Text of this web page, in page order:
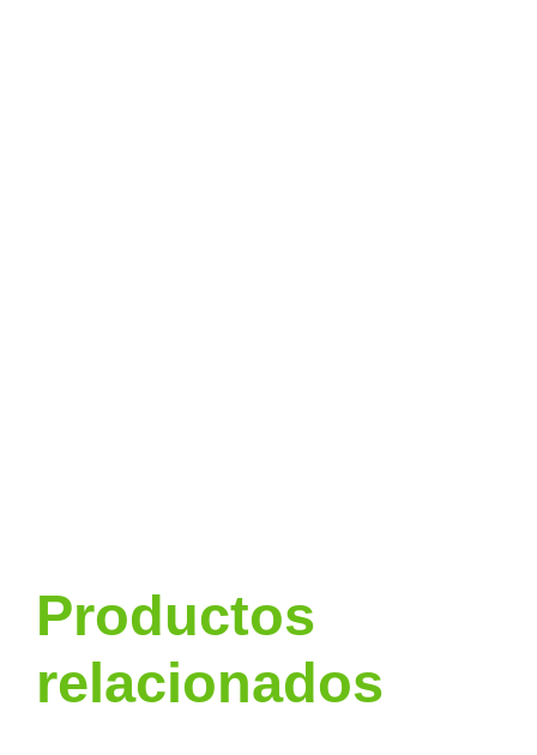
Productos
relacionados